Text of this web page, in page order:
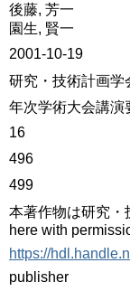
後藤, 芳一
園生, 賢一
2001-10-19
研究・技術計画学
年次学術大会講演
16
496
499
本著作物は研究・
here with
https://
publisher